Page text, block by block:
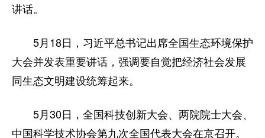
讲话。
5月18日，习近平总书记出席全国生态环境保护
大会并发表重要讲话，强调要自觉把经济社会发展
同生态文明建设统筹起来。
5月30日，全国科技创新大会、两院院士大会、
中国科学技术协会第九次全国代表大会在京召开。